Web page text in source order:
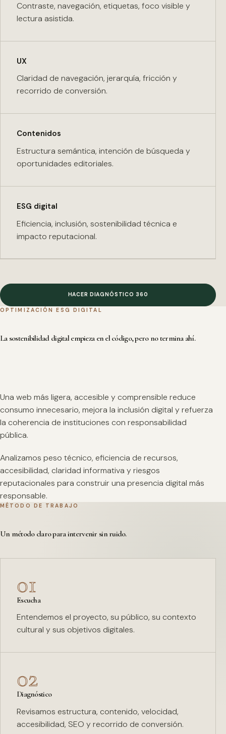
Contraste, navegación, etiquetas, foco visible y
lectura asistida.
UX
Claridad de navegación, jerarquía, fricción y
recorrido de conversión.
Contenidos
Estructura semántica, intención de búsqueda y
oportunidades editoriales.
ESG digital
Eficiencia, inclusión, sostenibilidad técnica e
impacto reputacional.
HACER DIAGNÓSTICO 360
OPTIMIZACIÓN ESG DIGITAL
La sostenibilidad digital empieza en el código, pero no termina ahí.
Una web más ligera, accesible y comprensible reduce
consumo innecesario, mejora la inclusión digital y refuerza
la coherencia de instituciones con responsabilidad
pública.
Analizamos peso técnico, eficiencia de recursos,
accesibilidad, claridad informativa y riesgos
reputacionales para construir una presencia digital más
responsable.
MÉTODO DE TRABAJO
Un método claro para intervenir sin ruido.
01
Escucha
Entendemos el proyecto, su público, su contexto
cultural y sus objetivos digitales.
02
Diagnóstico
Revisamos estructura, contenido, velocidad,
accesibilidad, SEO y recorrido de conversión.